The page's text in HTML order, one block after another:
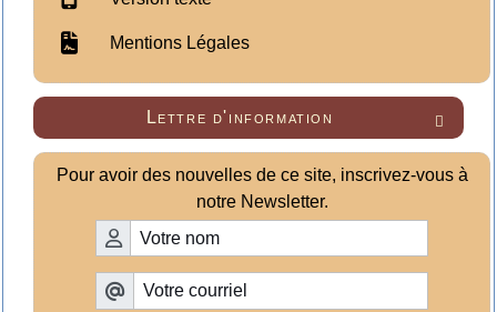
Mentions Légales

Lettre d'information
Pour avoir des nouvelles de ce site, inscrivez-vous à
notre Newsletter.